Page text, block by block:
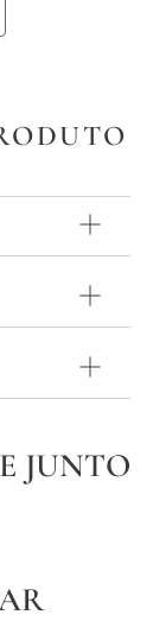
JUNTO